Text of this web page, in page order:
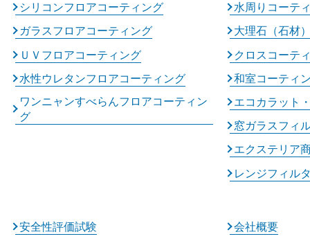
シリコンフロアコーティング
ガラスフロアコーティング
ＵＶフロアコーティング
水性ウレタンフロアコーティング
ワンニャンすべらんフロアコーティン
グ
水周りコーテ
大理石（石材
クロスコーテ
和室コーティ
エコカラット
窓ガラスフィ
エクステリア
レンジフィル
安全性評価試験 会社概要